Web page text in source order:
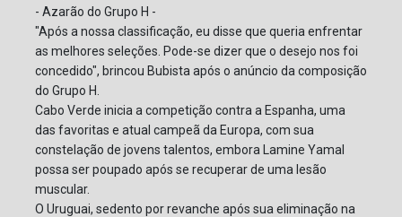
- Azarão do Grupo H -
"Após a nossa classificação, eu disse que queria enfrentar
as melhores seleções. Pode-se dizer que o desejo nos foi
concedido", brincou Bubista após o anúncio da composição
do Grupo H.
Cabo Verde inicia a competição contra a Espanha, uma
das favoritas e atual campeã da Europa, com sua
constelação de jovens talentos, embora Lamine Yamal
possa ser poupado após se recuperar de uma lesão
muscular.
O Uruguai, sedento por revanche após sua eliminação na